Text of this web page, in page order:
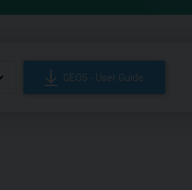
GEO5 - User Guide